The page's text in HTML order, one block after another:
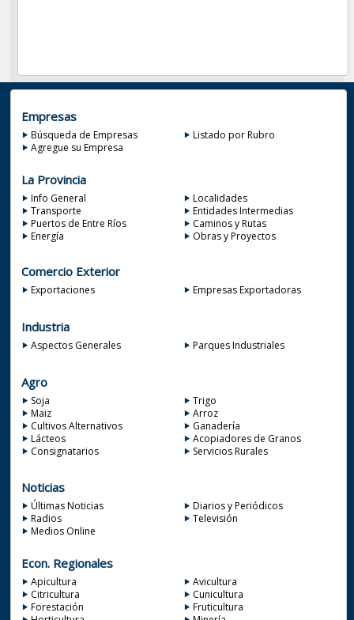
Empresas
Búsqueda de Empresas
Listado por Rubro
Agregue su Empresa
La Provincia
Info General
Localidades
Transporte
Entidades Intermedias
Puertos de Entre Ríos
Caminos y Rutas
Energía
Obras y Proyectos
Comercio Exterior
Exportaciones Empresas Exportadoras
Industria
Aspectos Generales Parques Industriales
Agro
Soja
Trigo
Maiz
Arroz
Cultivos Alternativos
Ganadería
Lácteos
Acopiadores de Granos
Consignatarios
Servicios Rurales
Noticias
Últimas Noticias
Diarios y Periódicos
Radios
Televisión
Medios Online
Econ. Regionales
Apicultura
Avicultura
Citricultura
Cunicultura
Forestación
Fruticultura